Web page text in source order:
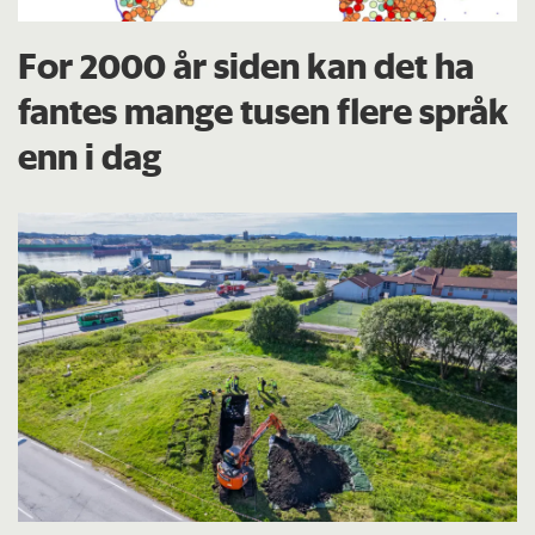
For 2000 år siden kan det ha
fantes mange tusen flere språk
enn i dag